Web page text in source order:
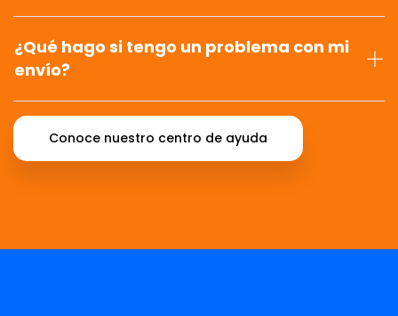
¿Qué hago si tengo un problema con mi
envío?
Conoce nuestro centro de ayuda